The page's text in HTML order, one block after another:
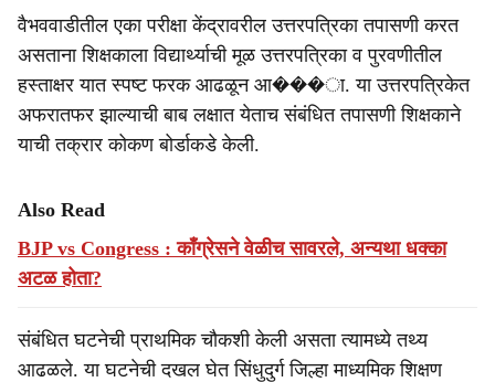
वैभववाडीतील एका परीक्षा केंद्रावरील उत्तरपत्रिका तपासणी करत
असताना शिक्षकाला विद्यार्थ्याची मूळ उत्तरपत्रिका व पुरवणीतील
हस्ताक्षर यात स्पष्ट फरक आढळून आ���ा. या उत्तरपत्रिकेत
अफरातफर झाल्याची बाब लक्षात येताच संबंधित तपासणी शिक्षकाने
याची तक्रार कोकण बोर्डाकडे केली.
Also Read
BJP vs Congress : काँग्रेसने वेळीच सावरले, अन्यथा धक्का
अटळ होता?
संबंधित घटनेची प्राथमिक चौकशी केली असता त्यामध्ये तथ्य
आढळले. या घटनेची दखल घेत सिंधुदुर्ग जिल्हा माध्यमिक शिक्षण